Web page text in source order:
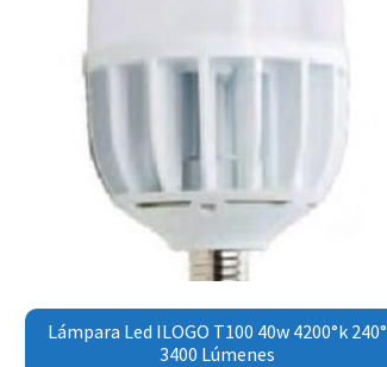
Lámpara Led ILOGO T100 40w 4200°k 240°
3400 Lúmenes